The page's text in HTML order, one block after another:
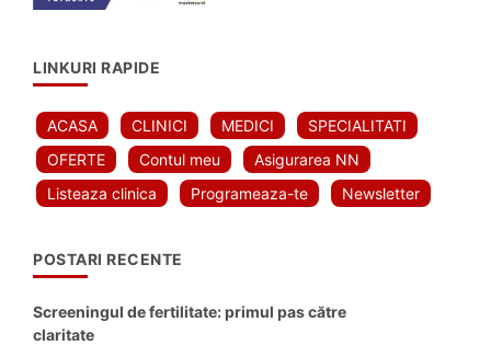
LINKURI RAPIDE
ACASA CLINICI MEDICI
SPECIALITATI
OFERTE
Contul meu
Asigurarea NN
Listeaza clinica
Programeaza-te Newsletter
POSTARI RECENTE
Screeningul de fertilitate: primul pas către
claritate